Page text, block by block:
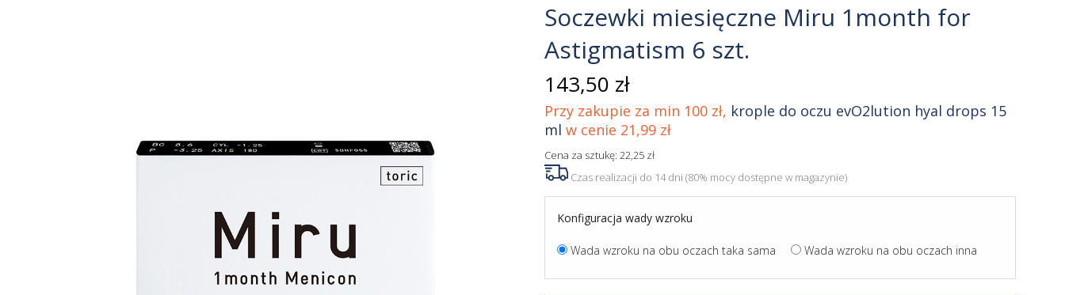
Soczewki miesięczne Miru 1month for
Astigmatism 6 szt.
143,50 zł
Przy zakupie za min 100 zł, krople do oczu evO2lution hyal drops 15
ml w cenie 21,99 zł
Cena za sztukę: 22,25 zł
Czas realizacji do 14 dni (80% mocy dostępne w magazynie)
Konfiguracja wady wzroku
Wada wzroku na obu oczach taka sama Wada wzroku na obu oczach inna